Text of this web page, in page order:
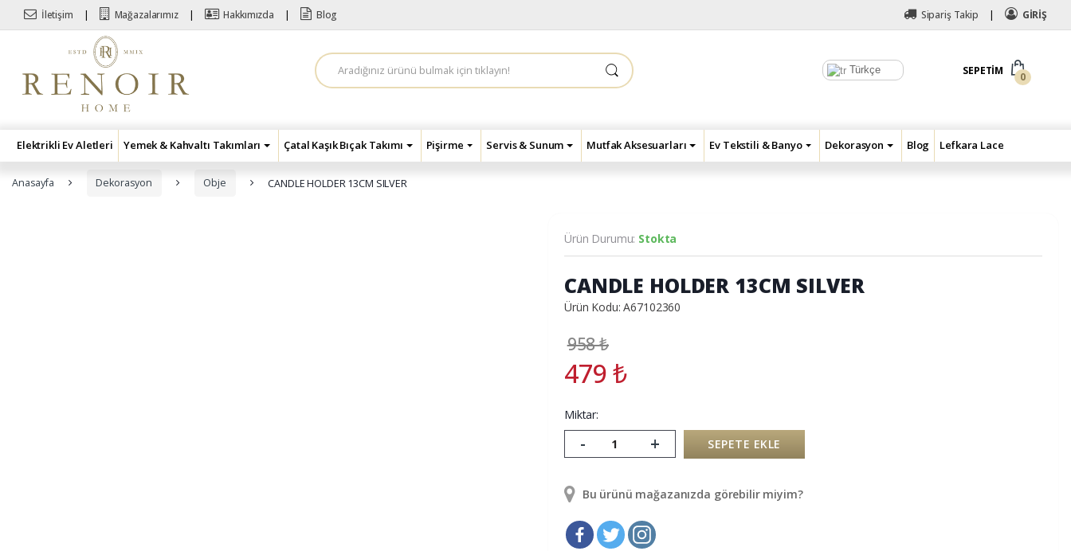
Skip to navigation
Skip to content
İletişim Mağazalarımız Hakkımızda Blog Sipariş Takip GİRİŞ
Türkçe
A
r
a
SEPETIM
0
Elektrikli Ev Aletleri Yemek & Kahvaltı Takımları Çatal Kaşık Bıçak Takımı Pişirme Servis & Sunum Mutfak Aksesuarları Ev Tekstili & Banyo Dekorasyon Blog Lefkara Lace
Anasayfa Dekorasyon Obje CANDLE HOLDER 13CM SILVER
Ürün Durumu: Stokta
CANDLE HOLDER 13CM SILVER
Ürün Kodu: A67102360
958₺
479₺
Miktar:
- + SEPETE EKLE
Bu ürünü mağazanızda görebilir miyim?